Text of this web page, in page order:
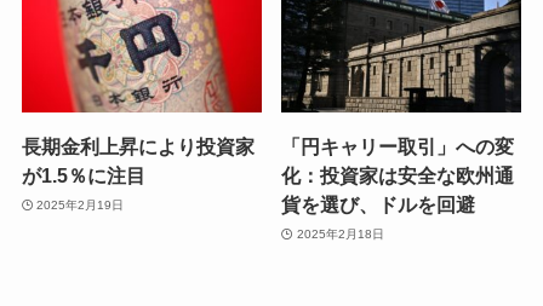
長期金利上昇により投資家
が1.5％に注目
2025年2月19日
「円キャリー取引」への変
化：投資家は安全な欧州通
貨を選び、ドルを回避
2025年2月18日